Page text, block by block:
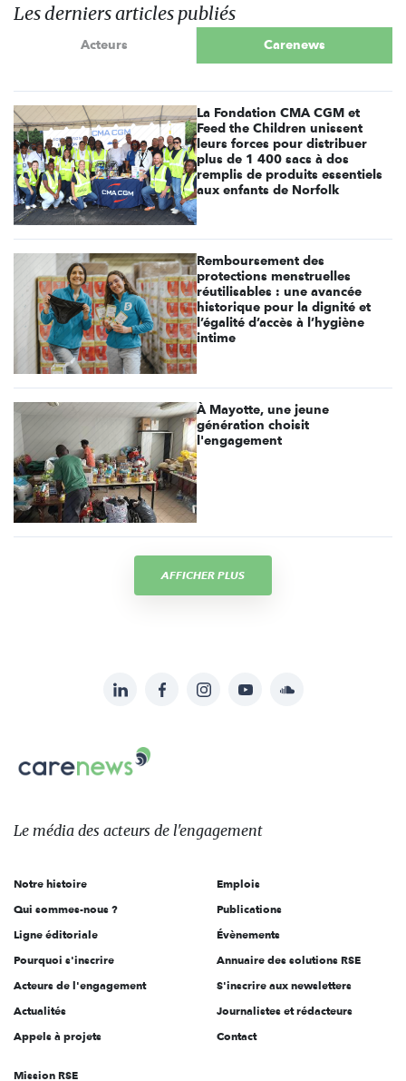
Les derniers articles publiés
Acteurs Carenews
La Fondation CMA CGM et
Feed the Children unissent
leurs forces pour distribuer
plus de 1 400 sacs à dos
remplis de produits essentiels
aux enfants de Norfolk
Remboursement des
protections menstruelles
réutilisables : une avancée
historique pour la dignité et
l’égalité d’accès à l’hygiène
intime
À Mayotte, une jeune
génération choisit
l'engagement
AFFICHER PLUS
sur:
LinkedInFacebookInstagramYouTubeSoundcloud
Carenews,
Le
des
l'engagement
Le média des acteurs de l'engagement
Notre histoire
Qui sommes-nous ?
Ligne éditoriale
Pourquoi s'inscrire
Acteurs de l'engagement
Actualités
Appels à projets
Emplois
Publications
Évènements
Annuaire des solutions RSE
S'inscrire aux newsletters
Journalistes et rédacteurs
Contact
Mission RSE